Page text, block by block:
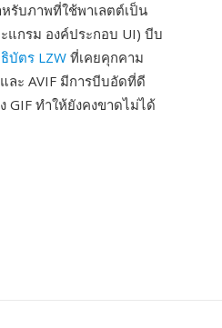
รับภาพที่ใช้พาเลตต์เป็น
แกรม องค์ประกอบ UI) บีบ
บัตร LZWที่เคยคุกคาม
ละ AVIF มีการบีบอัดที่ดี
GIF ทำให้ยังคงขาดไม่ได้